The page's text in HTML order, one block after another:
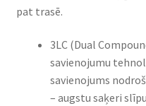
pat trasē.
3LC (Dual
savienojumu
savienojums
– augstu saķeri